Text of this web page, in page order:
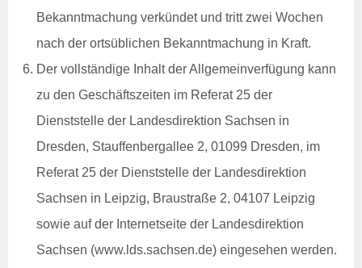
Beihilfen & Leistungen
Kontakt
Schaf- & Ziegengesundheit
Veröffentlichungen
Beihilfen & Leistungen
Veranstaltungen
Veröffentlichungen
Beihilfen & Leistungen
Veranstaltungen
Bekanntmachung verkündet und tritt zwei Wochen
nach der ortsüblichen Bekanntmachung in Kraft.
Der vollständige Inhalt der Allgemeinverfügung kann
zu den Geschäftszeiten im Referat 25 der
Dienststelle der Landesdirektion Sachsen in
Dresden, Stauffenbergallee 2, 01099 Dresden, im
Referat 25 der Dienststelle der Landesdirektion
Sachsen in Leipzig, Braustraße 2, 04107 Leipzig
sowie auf der Internetseite der Landesdirektion
Sachsen (www.lds.sachsen.de) eingesehen werden.